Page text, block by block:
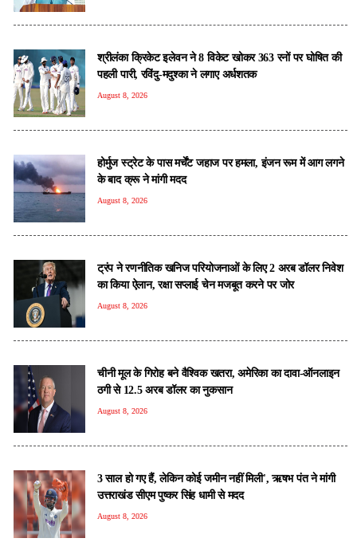
श्रीलंका क्रिकेट इलेवन ने 8 विकेट खोकर 363 रनों पर घोषित की
पहली पारी, रविंदु-मदुश्का ने लगाए अर्धशतक
August 8, 2026
होर्मुज स्ट्रेट के पास मर्चेंट जहाज पर हमला, इंजन रूम में आग लगने
के बाद क्रू ने मांगी मदद
August 8, 2026
ट्रंप ने रणनीतिक खनिज परियोजनाओं के लिए 2 अरब डॉलर निवेश
का किया ऐलान, रक्षा सप्लाई चेन मजबूत करने पर जोर
August 8, 2026
चीनी मूल के गिरोह बने वैश्विक खतरा, अमेरिका का दावा-ऑनलाइन
ठगी से 12.5 अरब डॉलर का नुकसान
August 8, 2026
3 साल हो गए हैं, लेकिन कोई जमीन नहीं मिली', ऋषभ पंत ने मांगी
उत्तराखंड सीएम पुष्कर सिंह धामी से मदद
August 8, 2026